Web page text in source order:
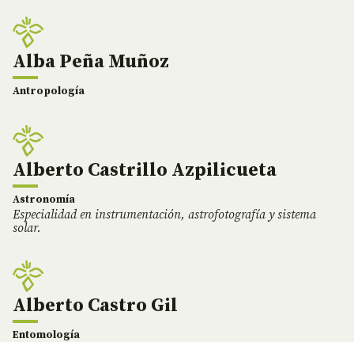
Alba Peña Muñoz
Antropología
Alberto Castrillo Azpilicueta
Astronomía
Especialidad en instrumentación, astrofotografía y sistema
solar.
Alberto Castro Gil
Entomología